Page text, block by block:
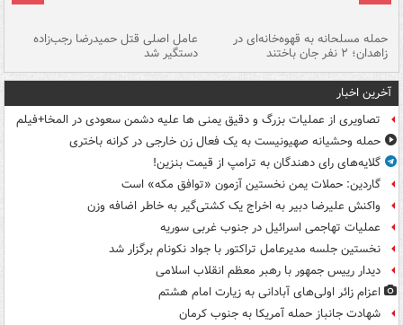
حمله مسلحانه به قهوه‌خانه‌ای در
زاهدان؛ ۲ نفر جان باختند
عامل اصلی قتل حمیدرضا رجب‌زاده
دستگیر شد
آخرین اخبار
تصاویری از عملیات بزرگ و دقیق یمنی ها علیه دشمن سعودی در المخا+فیلم
حمله وحشیانه صهیونیست به یک فعال زن خارجی در کرانه باختری
گلایه‌های رای دهندگان به ترامپ از قیمت بنزین!
گاردین: حملات یمن نخستین آزمون «توافق مکه» است
واکنش علیرضا دبیر به اخراج یک کشتی‌گیر به خاطر اضافه وزن
عملیات تهاجمی اسرائیل در جنوب غربی سوریه
نخستین جلسه مدیرعامل تراکتور با جواد نکونام برگزار شد
دیدار رییس جمهور با رهبر معظم انقلاب اسلامی
اعزام زائر اولی‌های آبادانی به زیارت امام هشتم
شهادت جانباز حمله آمریکا به جنوب کرمان